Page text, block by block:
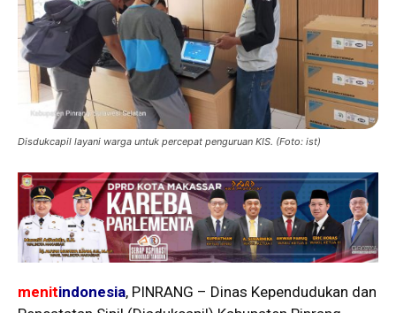
Disdukcapil layani warga untuk percepat penguruan KIS. (Foto: ist)
menitindonesia, PINRANG – Dinas Kependudukan dan